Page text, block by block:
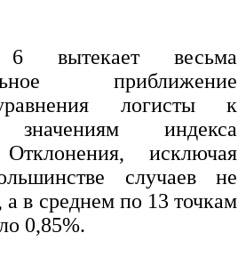
вытекает весьма
приближение
логисты к
значениям индекса
Отклонения, исключая
случаев не
в среднем по 13 точкам
0,85%.